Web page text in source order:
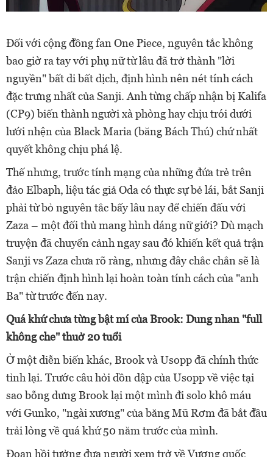
Đối với cộng đồng fan One Piece, nguyên tắc không
bao giờ ra tay với phụ nữ từ lâu đã trở thành "lời
nguyền" bất di bất dịch, định hình nên nét tính cách
đặc trưng nhất của Sanji. Anh từng chấp nhận bị Kalifa
(CP9) biến thành người xà phòng hay chịu trói dưới
lưới nhện của Black Maria (băng Bách Thú) chứ nhất
quyết không chịu phá lệ.
Thế nhưng, trước tính mạng của những đứa trẻ trên
đảo Elbaph, liệu tác giả Oda có thực sự bẻ lái, bắt Sanji
phải từ bỏ nguyên tắc bấy lâu nay để chiến đấu với
Zaza – một đối thủ mang hình dáng nữ giới? Dù mạch
truyện đã chuyển cảnh ngay sau đó khiến kết quả trận
Sanji vs Zaza chưa rõ ràng, nhưng đây chắc chắn sẽ là
trận chiến định hình lại hoàn toàn tính cách của "anh
Ba" từ trước đến nay.
Quá khứ chưa từng bật mí của Brook: Dung nhan "full
không che" thuở 20 tuổi
Ở một diễn biến khác, Brook và Usopp đã chính thức
tỉnh lại. Trước câu hỏi dồn dập của Usopp về việc tại
sao bỗng dưng Brook lại một mình đi solo khô máu
với Gunko, "ngài xương" của băng Mũ Rơm đã bắt đầu
trải lòng về quá khứ 50 năm trước của mình.
Đoạn hồi tưởng đưa người xem trở về Vương quốc